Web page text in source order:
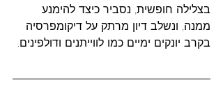
בצלילה חופשית, נסביר כיצד להימנע
ממנה, ונשלב דיון מרתק על דיקומפרסיה
בקרב יונקים ימיים כמו לווייתנים ודולפינים.